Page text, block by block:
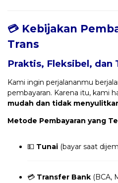
💳 Kebijakan
Trans
Praktis, Fleksibel, dan
Kami ingin perjalananmu
pembayaran. Karena itu, kami
mudah dan tidak
Metode Pembayaran yang
💵 Tunai (bayar saat
💳 Transfer Bank (BCA,